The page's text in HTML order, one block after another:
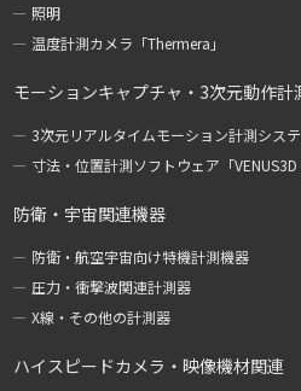
照明
温度計測カメラ「Thermera」
モーションキャプチャ・3次元動作計
3次元リアルタイムモーション計測システ
寸法・位置計測ソフトウェア「VENUS3D
防衛・宇宙関連機器
防衛・航空宇宙向け特機計測機器
圧力・衝撃波関連計測器
X線・その他の計測器
ハイスピードカメラ・映像機材関連